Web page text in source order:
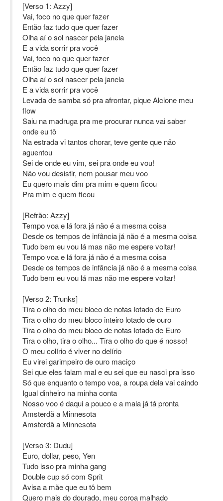
[Verso 1: Azzy]
Vai, foco no que quer fazer
Então faz tudo que quer fazer
Olha aí o sol nascer pela janela
E a vida sorrir pra você
Vai, foco no que quer fazer
Então faz tudo que quer fazer
Olha aí o sol nascer pela janela
E a vida sorrir pra você
Levada de samba só pra afrontar, pique Alcione meu
flow
Saiu na madruga pra me procurar nunca vai saber
onde eu tô
Na estrada vi tantos chorar, teve gente que não
aguentou
Sei de onde eu vim, sei pra onde eu vou!
Não vou desistir, nem pousar meu voo
Eu quero mais dim pra mim e quem ficou
Pra mim e quem ficou
[Refrão: Azzy]
Tempo voa e lá fora já não é a mesma coisa
Desde os tempos de infância já não é a mesma coisa
Tudo bem eu vou lá mas não me espere voltar!
Tempo voa e lá fora já não é a mesma coisa
Desde os tempos de infância já não é a mesma coisa
Tudo bem eu vou lá mas não me espere voltar!
[Verso 2: Trunks]
Tira o olho do meu bloco de notas lotado de Euro
Tira o olho do meu bloco inteiro lotado de ouro
Tira o olho do meu bloco de notas lotado de Euro
Tira o olho, tira o olho... Tira o olho do que é nosso!
O meu colírio é viver no delírio
Eu virei garimpeiro de ouro maciço
Sei que eles falam mal e eu sei que eu nasci pra isso
Só que enquanto o tempo voa, a roupa dela vai caindo
Igual dinheiro na minha conta
Nosso voo é daqui a pouco e a mala já tá pronta
Amsterdã a Minnesota
Amsterdã a Minnesota
[Verso 3: Dudu]
Euro, dollar, peso, Yen
Tudo isso pra minha gang
Double cup só com Sprit
Avisa a mãe que eu tô bem
Quero mais do dourado, meu coroa malhado